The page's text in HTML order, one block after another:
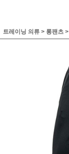
트레이닝 의류 > 롱팬츠 >